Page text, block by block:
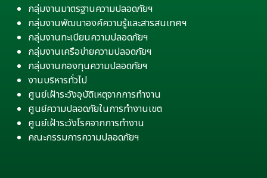
กลุ่มงานมาตรฐานความปลอดภัยฯ
กลุ่มงานพัฒนาองค์ความรู้และสารสนเทศฯ
กลุ่มงานทะเบียนความปลอดภัยฯ
กลุ่มงานเครือข่ายความปลอดภัยฯ
กลุ่มงานกองทุนความปลอดภัยฯ
งานบริหารทั่วไป
ศูนย์เฝ้าระวังอุบัติเหตุจากการทำงาน
ศูนย์ความปลอดภัยในการทำงานเขต
ศูนย์เฝ้าระวังโรคจากการทำงาน
คณะกรรมการความปลอดภัยฯ